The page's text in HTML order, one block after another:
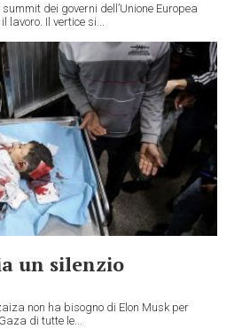
dei governi dell’Unione Europea
lavoro. Il vertice si...
un silenzio
non ha bisogno di Elon Musk per
di tutte le...